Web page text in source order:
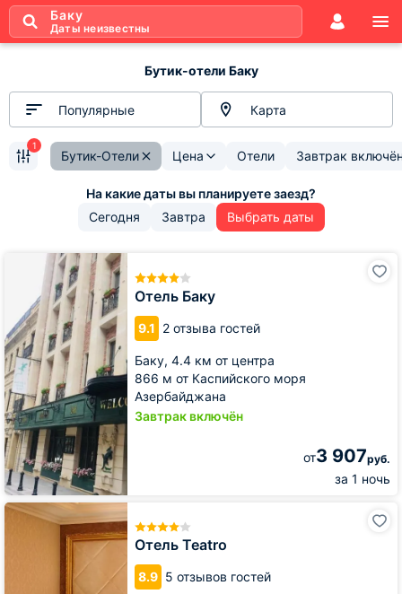
Баку
Даты неизвестны
Бутик-отели Баку
Популярные Карта
Бутик-Отели Цена Отели Завтрак
1
Сегодня Завтра Выбрать даты
Отель Баку
9.1 2 отзыва гостей
Баку, 4.4 км от центра
866 м от Каспийского моря
Азербайджана
Завтрак включён
от3 907руб.
за 1 ночь
Отель Teatro
8.9 5 отзывов гостей
Отель